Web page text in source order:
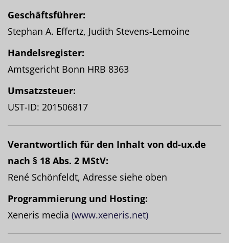
Geschäftsführer:
Stephan A. Effertz, Judith Stevens-Lemoine
Handelsregister:
Amtsgericht Bonn HRB 8363
Umsatzsteuer:
UST-ID: 201506817
Verantwortlich für den Inhalt von dd-ux.de
nach § 18 Abs. 2 MStV:
René Schönfeldt, Adresse siehe oben
Programmierung und Hosting:
Xeneris media (www.xeneris.net)